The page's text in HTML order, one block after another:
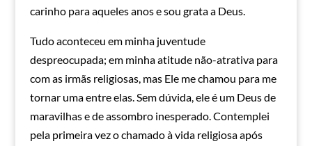
carinho para aqueles anos e sou grata a Deus.
Tudo aconteceu em minha juventude
despreocupada; em minha atitude não-atrativa para
com as irmãs religiosas, mas Ele me chamou para me
tornar uma entre elas. Sem dúvida, ele é um Deus de
maravilhas e de assombro inesperado. Contemplei
pela primeira vez o chamado à vida religiosa após